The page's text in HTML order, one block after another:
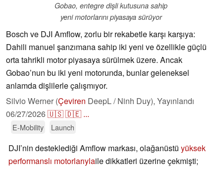
Gobao, entegre dişli kutusuna sahip
yeni motorlarını piyasaya sürüyor
Bosch ve DJI Amflow, zorlu bir rekabetle karşı karşıya:
Dahili manuel şanzımana sahip iki yeni ve özellikle güçlü
orta tahrikli motor piyasaya sürülmek üzere. Ancak
Gobao’nun bu iki yeni motorunda, bunlar geleneksel
anlamda dişlilerle çalışmıyor.
Silvio Werner (Çeviren DeepL / Ninh Duy), Yayınlandı
06/27/2026🇺🇸🇩🇪 ...
E-Mobility Launch
DJI’nin desteklediği Amflow markası, olağanüstü yüksek
performanslı motorlarıylaile dikkatleri üzerine çekmişti;